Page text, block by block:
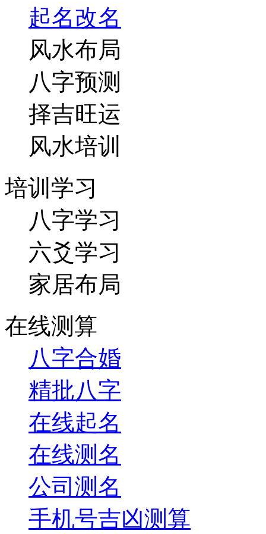
起名改名
风水布局
八字预测
择吉旺运
风水培训
培训学习
八字学习
六爻学习
家居布局
在线测算
八字合婚
精批八字
在线起名
在线测名
公司测名
手机号吉凶测算